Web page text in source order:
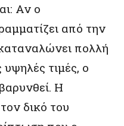
Αν ο
από την
πολλή
υψηλές τιμές, ο
Η
δικό του